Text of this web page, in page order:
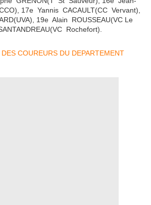
17e Yannis CACAULT(CC Vervant),
19e Alain ROUSSEAU(VC Le
Rochefort).